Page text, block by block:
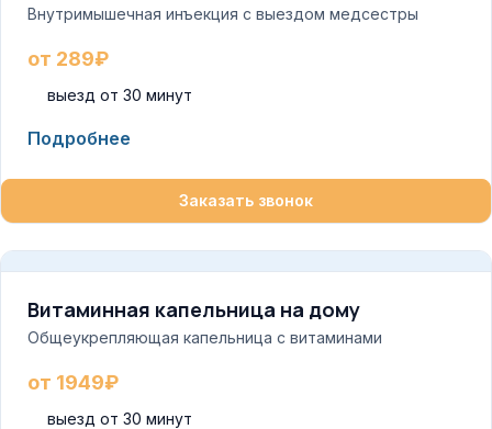
Внутримышечная инъекция с выездом медсестры
от 289₽
выезд от 30 минут
Подробнее
Заказать звонок
Витаминная капельница на дому
Общеукрепляющая капельница с витаминами
от 1949₽
выезд от 30 минут